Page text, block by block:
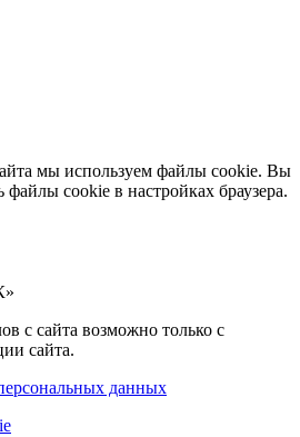
мы используем файлы cookie. Вы
файлы cookie в настройках браузера.
с сайта возможно только с
сайта.
данных